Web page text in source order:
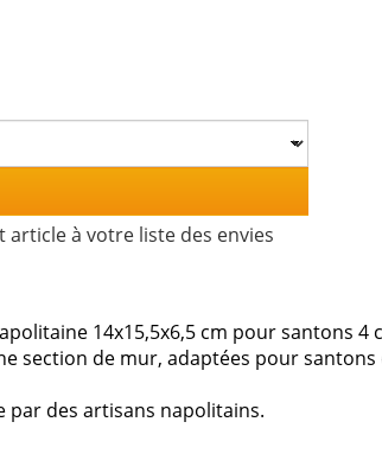
à votre liste des envies
14x15,5x6,5 cm pour santons 4
section de mur, adaptées pour
par des artisans napolitains.